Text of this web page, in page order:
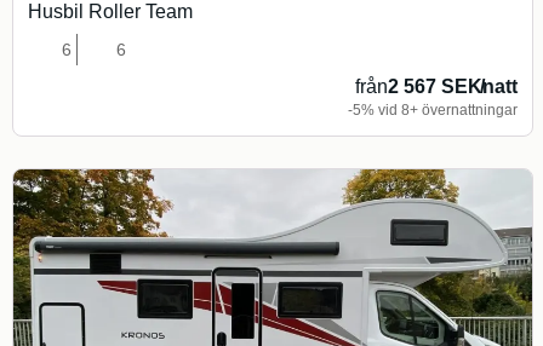
Husbil Roller Team
6 6
från2 567 SEK/natt
-5% vid 8+ övernattningar